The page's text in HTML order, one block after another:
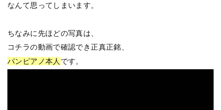
なんて思ってしまいます。
ちなみに先ほどの写真は、
コチラの動画で確認でき正真正銘、
パンピアノ本人 です。